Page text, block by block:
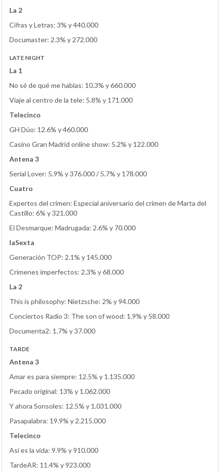
La 2
Cifras y Letras: 3% y 440.000
Documaster: 2.3% y 272.000
LATE NIGHT
La 1
No sé de qué me hablas: 10.3% y 660.000
Viaje al centro de la tele: 5.8% y 171.000
Telecinco
GH Dúo: 12.6% y 460.000
Casino Gran Madrid online show: 5.2% y 122.000
Antena 3
Serial Lover: 5.9% y 376.000 / 5.7% y 178.000
Cuatro
Expertos del crimen: Especial aniversario del crimen de Marta del
Castillo: 6% y 321.000
El Desmarque: Madrugada: 2.6% y 70.000
laSexta
Generación TOP: 2.1% y 145.000
Crímenes imperfectos: 2.3% y 68.000
La 2
This is philosophy: Nietzsche: 2% y 94.000
Conciertos Radio 3: The son of wood: 1.9% y 58.000
Documenta2: 1.7% y 37.000
TARDE
Antena 3
Amar es para siempre: 12.5% y 1.135.000
Pecado original: 13% y 1.062.000
Y ahora Sonsoles: 12.5% y 1.031.000
Pasapalabra: 19.9% y 2.215.000
Telecinco
Así es la vida: 9.9% y 910.000
TardeAR: 11.4% y 923.000